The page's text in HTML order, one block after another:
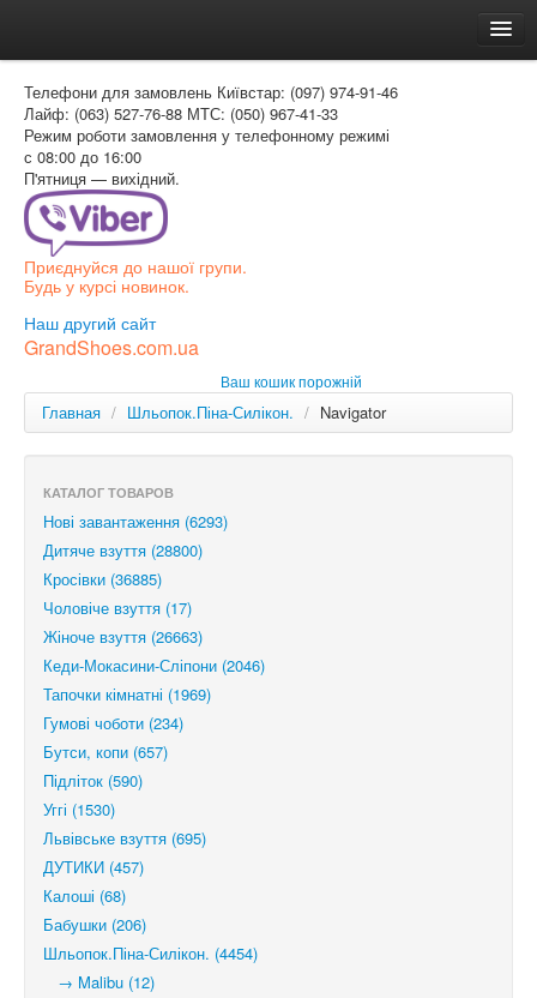
Доставка и оплата
Как заказать
Контакти
Таблиця розмірів
Вхід для покупця
РОС
Телефони для замовлень Київстар: (097) 974-91-46
Лайф: (063) 527-76-88 МТС: (050) 967-41-33
Режим роботи замовлення у телефонному режимі
с 08:00 до 16:00
П'ятниця — вихідний.
Приєднуйся до нашої групи.
Будь у курсі новинок.
Наш другий сайт
GrandShoes.com.ua
Ваш кошик порожній
Главная / Шльопок.Піна-Силікон. / Navigator
КАТАЛОГ ТОВАРОВ
Нові завантаження (6293)
Дитяче взуття (28800)
Кросівки (36885)
Чоловіче взуття (17)
Жіноче взуття (26663)
Кеди-Мокасини-Сліпони (2046)
Тапочки кімнатні (1969)
Гумові чоботи (234)
Бутси, копи (657)
Підліток (590)
Уггі (1530)
Львівське взуття (695)
ДУТИКИ (457)
Калоші (68)
Бабушки (206)
Шльопок.Піна-Силікон. (4454)
→ Malibu (12)